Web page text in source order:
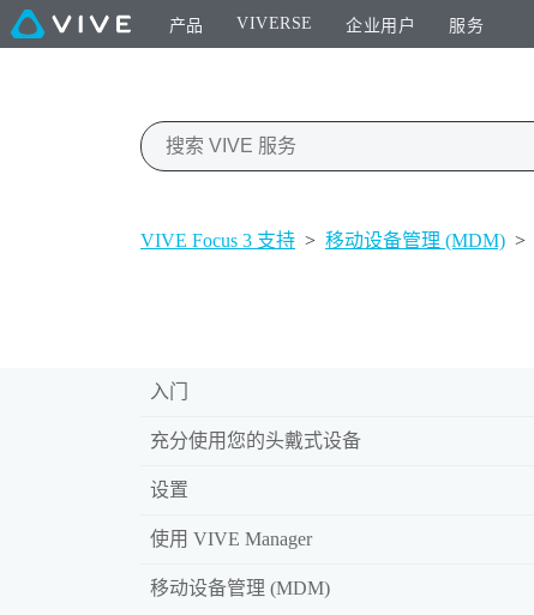
产品 VIVERSE 企业用户 服务
VIVE Focus 3 支持 > 移动设备管理 (MDM) >
入门
充分使用您的头戴式设备
设置
使用 VIVE Manager
移动设备管理 (MDM)